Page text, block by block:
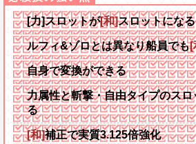
[力]スロットが[和]スロットになる
ルフィ&ゾロとは異なり船員でも[
自身で変換ができる
力属性と斬撃・自由タイプのス
る
[和]補正で実質3.125倍強化